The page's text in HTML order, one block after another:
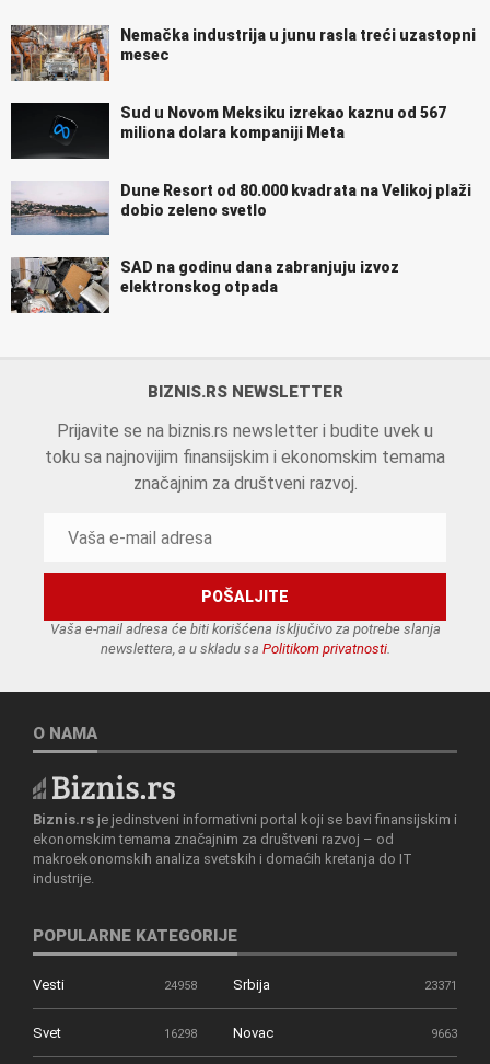
Nemačka industrija u junu rasla treći uzastopni
mesec
Sud u Novom Meksiku izrekao kaznu od 567
miliona dolara kompaniji Meta
Dune Resort od 80.000 kvadrata na Velikoj plaži
dobio zeleno svetlo
SAD na godinu dana zabranjuju izvoz
elektronskog otpada
BIZNIS.RS NEWSLETTER
Prijavite se na biznis.rs newsletter i budite uvek u
toku sa najnovijim finansijskim i ekonomskim temama
značajnim za društveni razvoj.
Vaša e-mail adresa će biti korišćena isključivo za potrebe slanja
newslettera, a u skladu sa Politikom privatnosti.
O NAMA
Biznis.rs je jedinstveni informativni portal koji se bavi finansijskim i
ekonomskim temama značajnim za društveni razvoj – od
makroekonomskih analiza svetskih i domaćih kretanja do IT
industrije.
POPULARNE KATEGORIJE
Vesti 24958 Srbija 23371
Svet 16298 Novac 9663